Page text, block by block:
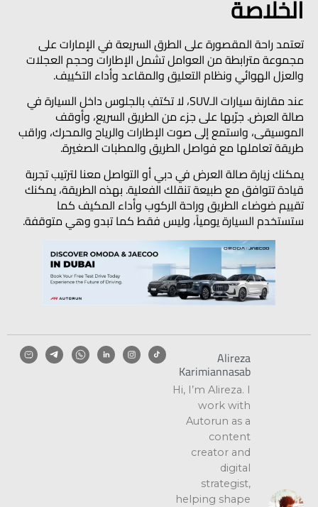
الخلاصة
تعتمد راحة المقصورة على الطرق السريعة في الإمارات على
مجموعة مترابطة من العوامل تشمل الإطارات وحجم العجلات
والعزل الهوائي ونظام التعليق والمقاعد وأداء التكييف.
عند مقارنة سيارات الـSUV، لا تكتفِ بالجلوس داخل السيارة في
صالة العرض. جرّبها على جزء من الطريق السريع، وأوقف
الموسيقى، واستمع إلى صوت الإطارات والرياح والمحرك، وراقب
طريقة تعاملها مع فواصل الطريق والمطبات الصغيرة.
يمكنك زيارة صالة العرض في دبي أو التواصل معنا لترتيب تجربة
قيادة تتوافق مع طبيعة تنقلك الفعلية. بهذه الطريقة، يمكنك
تقييم ضوضاء الطريق وراحة الركوب وأداء المكيف كما
ستستخدم السيارة يومياً، وليس فقط كما تبدو وهي متوقفة.
Alireza
Karimiannasab
Hi, I’m Alireza. I
work with
Autorun as a
content
creator and
digital
strategist,
helping shape